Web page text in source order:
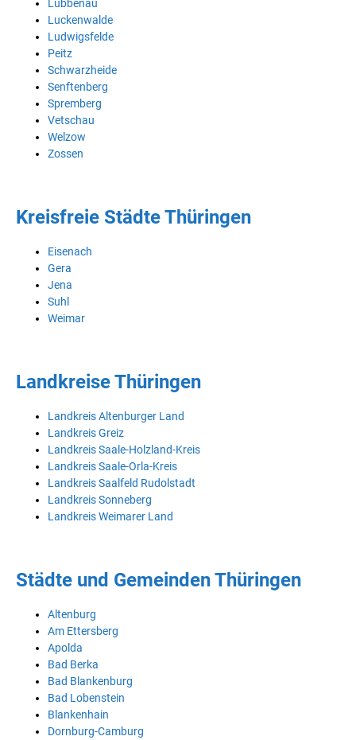
Lübbenau
Luckenwalde
Ludwigsfelde
Peitz
Schwarzheide
Senftenberg
Spremberg
Vetschau
Welzow
Zossen
Kreisfreie Städte Thüringen
Eisenach
Gera
Jena
Suhl
Weimar
Landkreise Thüringen
Landkreis Altenburger Land
Landkreis Greiz
Landkreis Saale-Holzland-Kreis
Landkreis Saale-Orla-Kreis
Landkreis Saalfeld Rudolstadt
Landkreis Sonneberg
Landkreis Weimarer Land
Städte und Gemeinden Thüringen
Altenburg
Am Ettersberg
Apolda
Bad Berka
Bad Blankenburg
Bad Lobenstein
Blankenhain
Dornburg-Camburg